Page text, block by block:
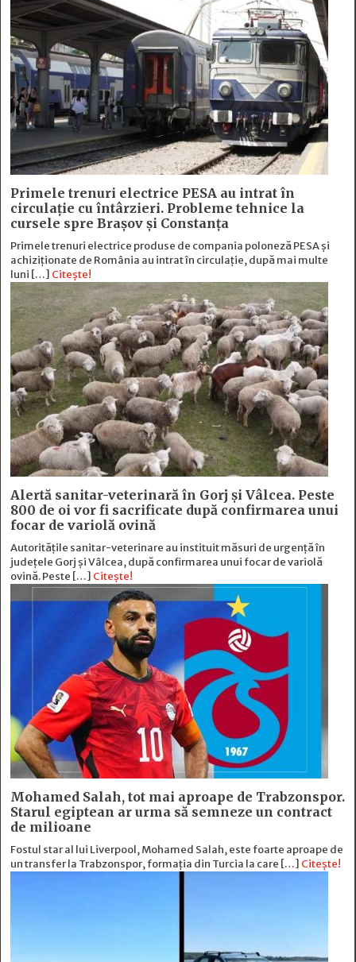
Primele trenuri electrice PESA au intrat în
circulație cu întârzieri. Probleme tehnice la
cursele spre Brașov și Constanța
Primele trenuri electrice produse de compania poloneză PESA și
achiziționate de România au intrat în circulație, după mai multe
luni […] Citește!
Alertă sanitar-veterinară în Gorj și Vâlcea. Peste
800 de oi vor fi sacrificate după confirmarea unui
focar de variolă ovină
Autoritățile sanitar-veterinare au instituit măsuri de urgență în
județele Gorj și Vâlcea, după confirmarea unui focar de variolă
ovină. Peste […] Citește!
Mohamed Salah, tot mai aproape de Trabzonspor.
Starul egiptean ar urma să semneze un contract
de milioane
Fostul star al lui Liverpool, Mohamed Salah, este foarte aproape de
un transfer la Trabzonspor, formația din Turcia la care […] Citește!